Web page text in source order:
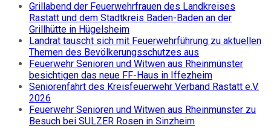
Grillabend der Feuerwehrfrauen des Landkreises
Rastatt und dem Stadtkreis Baden-Baden an der
Grillhütte in Hügelsheim
Landrat tauscht sich mit Feuerwehrführung zu aktuellen
Themen des Bevölkerungsschutzes aus
Feuerwehr Senioren und Witwen aus Rheinmünster
besichtigen das neue FF-Haus in Iffezheim
Seniorenfahrt des Kreisfeuerwehr Verband Rastatt e.V.
2026
Feuerwehr Senioren und Witwen aus Rheinmünster zu
Besuch bei SULZER Rosen in Sinzheim